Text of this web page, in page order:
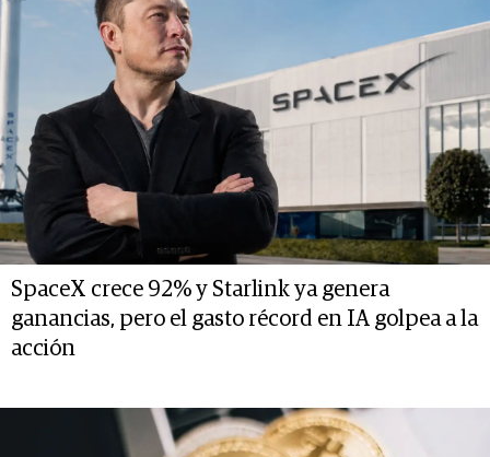
SpaceX crece 92% y Starlink ya genera
ganancias, pero el gasto récord en IA golpea a la
acción